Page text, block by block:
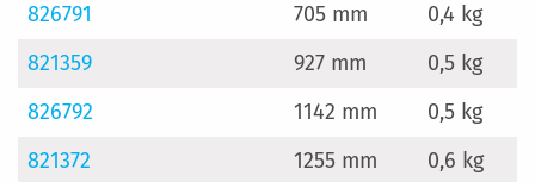
826791
705 mm
0,4 kg
821359
927 mm
0,5 kg
826792
1142 mm
0,5 kg
821372
1255 mm 0,6 kg